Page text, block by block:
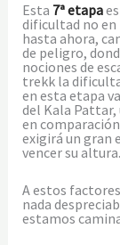
Esta 7ª etapa
dificultad no en
hasta ahora,
de peligro,
nociones de
trekk la
en esta etapa
del Kala Pattar,
en
exigirá un gran
vencer su altura.
A estos
nada
estamos